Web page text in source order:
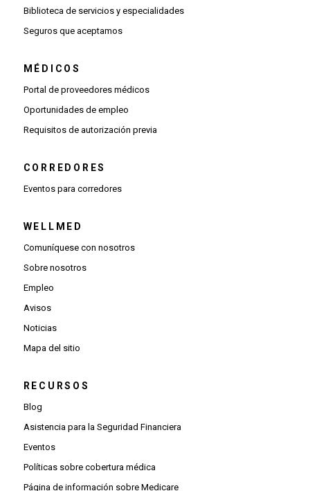
Biblioteca de servicios y especialidades
Seguros que aceptamos
MÉDICOS
Portal de proveedores médicos(Se abre una ventana nueva)
Oportunidades de empleo(Se abre una ventana nueva)
Requisitos de autorización previa(Se abre una ventana nueva)
CORREDORES
Eventos para corredores
WELLMED
Comuníquese con nosotros
Sobre nosotros
Empleo
Avisos
Noticias
Mapa del sitio
RECURSOS
Blog
Asistencia para la Seguridad Financiera
Eventos
Políticas sobre cobertura médica
Página de información sobre Medicare